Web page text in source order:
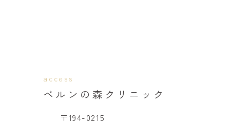
access
ベルンの森クリニック
〒194-0215